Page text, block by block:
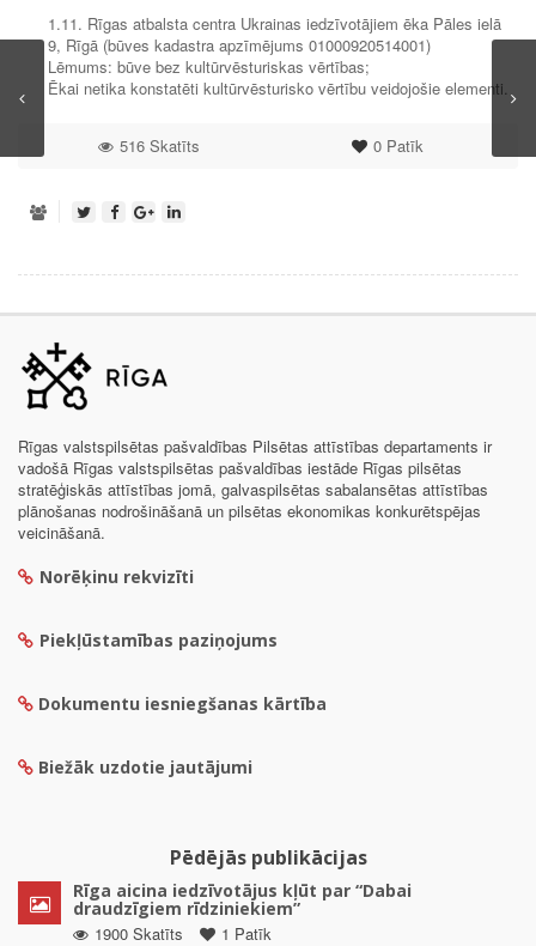
1.11. Rīgas atbalsta centra Ukrainas iedzīvotājiem ēka Pāles ielā
9, Rīgā (būves kadastra apzīmējums 01000920514001)
Lēmums: būve bez kultūrvēsturiskas vērtības;
Ēkai netika konstatēti kultūrvēsturisko vērtību veidojošie elementi.
0Patīk
516 Skatīts
Rīgas valstspilsētas pašvaldības Pilsētas attīstības departaments ir
vadošā Rīgas valstspilsētas pašvaldības iestāde Rīgas pilsētas
stratēģiskās attīstības jomā, galvaspilsētas sabalansētas attīstības
plānošanas nodrošināšanā un pilsētas ekonomikas konkurētspējas
veicināšanā.
Norēķinu rekvizīti
Piekļūstamības paziņojums
Dokumentu iesniegšanas kārtība
Biežāk uzdotie jautājumi
Pēdējās publikācijas
Rīga aicina iedzīvotājus kļūt par “Dabai
draudzīgiem rīdziniekiem”
1900 Skatīts
1 Patīk